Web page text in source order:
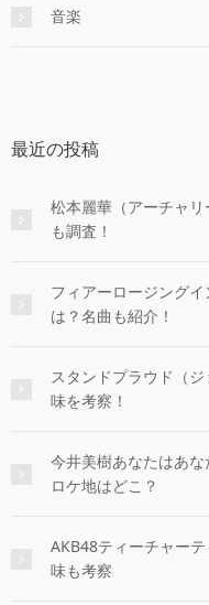
音楽
最近の投稿
松本麗華（アーチャ
も調査！
フィアーロージング
は？名曲も紹介！
スタンドプラウド（
味を考察！
今井美樹あなたはあ
ロケ地はどこ？
AKB48ティーチャー
味も考察